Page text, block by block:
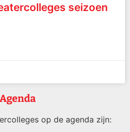
seizoen
Agenda
op de agenda zijn: